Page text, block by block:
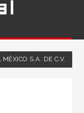
S.A. DE C.V.